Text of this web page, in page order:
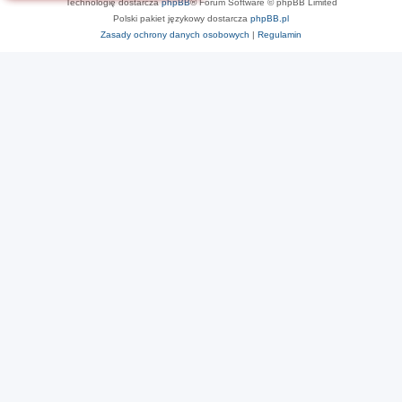
Technologię dostarczaphpBB® Forum Software © phpBB Limited
Polski pakiet językowy dostarcza phpBB.pl
Zasady ochrony danych osobowych | Regulamin